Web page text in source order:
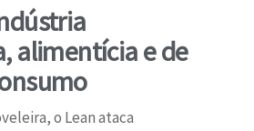
alimentícia e de
o Lean ataca